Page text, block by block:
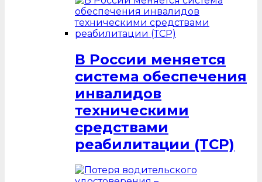
В России меняется
система обеспечения
инвалидов
техническими
средствами
реабилитации (ТСР)